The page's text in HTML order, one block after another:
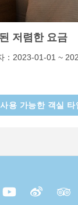
저렴한 요금
：2023-01-01 ~
사용 가능한 객실 타